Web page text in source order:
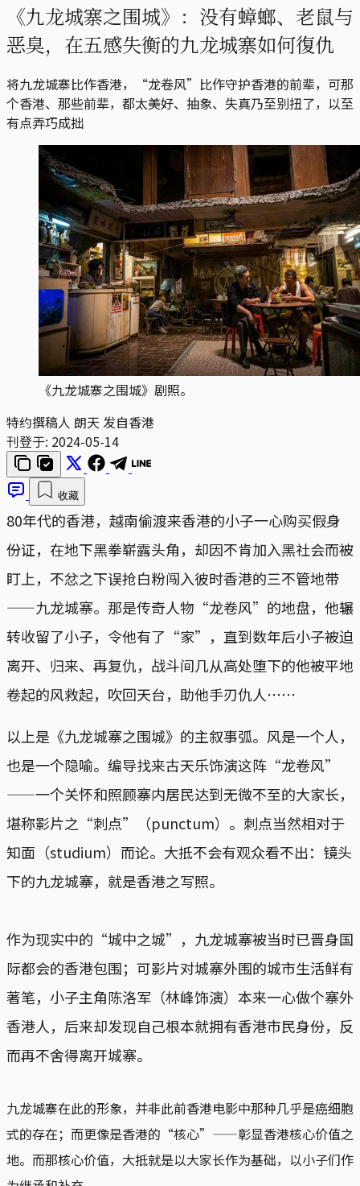
《九龙城寨之围城》：没有蟑螂、老鼠与
恶臭，在五感失衡的九龙城寨如何復仇
将九龙城寨比作香港，“龙卷风”比作守护香港的前辈，可那
个香港、那些前辈，都太美好、抽象、失真乃至别扭了，以至
有点弄巧成拙
《九龙城寨之围城》剧照。
特约撰稿人 朗天 发自香港
刊登于: 2024-05-14
收藏
80年代的香港，越南偷渡来香港的小子一心购买假身
份证，在地下黑拳崭露头角，却因不肯加入黑社会而被
盯上，不忿之下误抢白粉闯入彼时香港的三不管地带
——九龙城寨。那是传奇人物“龙卷风”的地盘，他辗
转收留了小子，令他有了“家”，直到数年后小子被迫
离开、归来、再复仇，战斗间几从高处堕下的他被平地
卷起的风救起，吹回天台，助他手刃仇人⋯⋯
以上是《九龙城寨之围城》的主叙事弧。风是一个人，
也是一个隐喻。编导找来古天乐饰演这阵“龙卷风”
——一个关怀和照顾寨内居民达到无微不至的大家长，
堪称影片之“刺点”（punctum）。刺点当然相对于
知面（studium）而论。大抵不会有观众看不出：镜头
下的九龙城寨，就是香港之写照。
作为现实中的“城中之城”，九龙城寨被当时已晋身国
际都会的香港包围；可影片对城寨外围的城市生活鲜有
著笔，小子主角陈洛军（林峰饰演）本来一心做个寨外
香港人，后来却发现自己根本就拥有香港市民身份，反
而再不舍得离开城寨。
九龙城寨在此的形象，并非此前香港电影中那种几乎是癌细胞
式的存在；而更像是香港的“核心”——彰显香港核心价值之
地。而那核心价值，大抵就是以大家长作为基础，以小子们作